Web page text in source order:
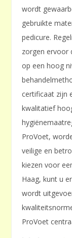
wordt
gebruikte
pedicure.
zorgen ervoor
op een hoog
certificaat zijn
kwalitatief
ProVoet,
veilige en
kiezen voor
Haag, kunt u
wordt
ProVoet